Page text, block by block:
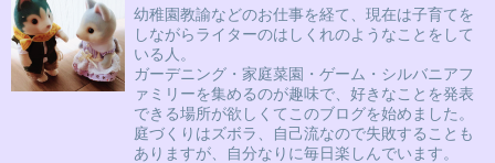
幼稚園教諭などのお仕事を経て、現在は子育てを
しながらライターのはしくれのようなことをして
いる人。
ガーデニング・家庭菜園・ゲーム・シルバニアフ
ァミリーを集めるのが趣味で、好きなことを発表
できる場所が欲しくてこのブログを始めました。
庭づくりはズボラ、自己流なので失敗することも
ありますが、自分なりに毎日楽しんでいます。